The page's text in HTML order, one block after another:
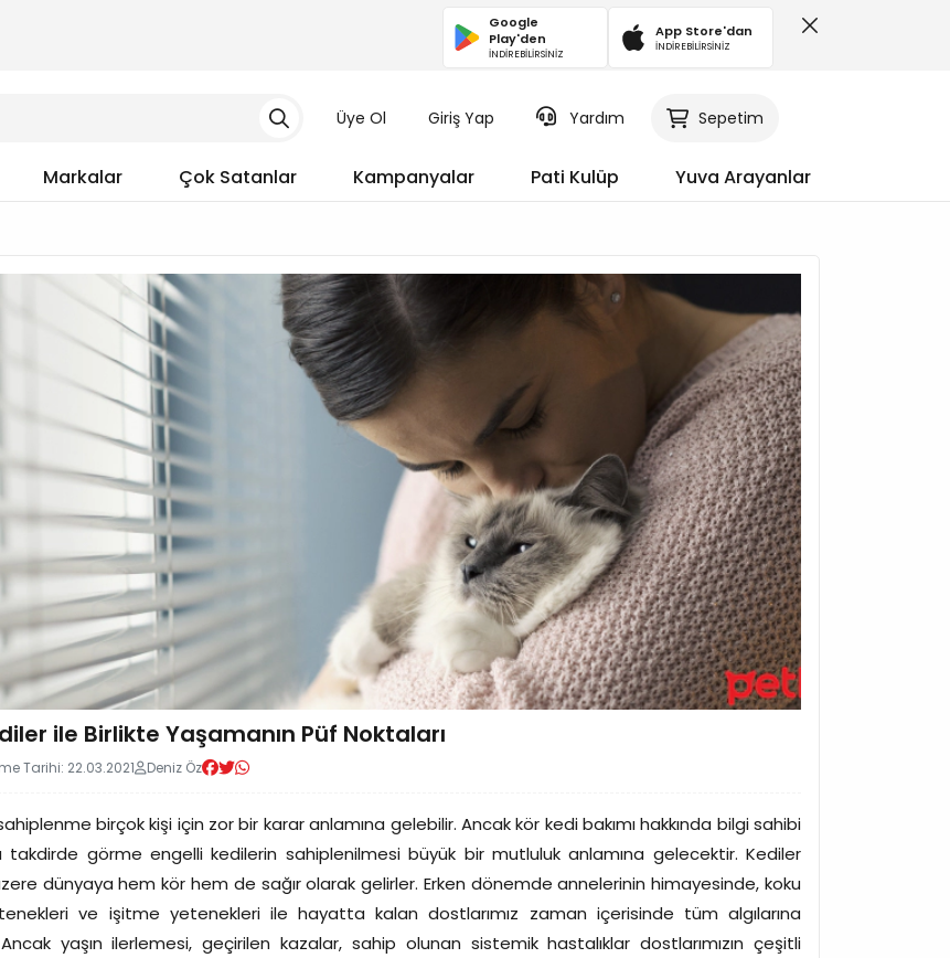
Google
Play'den
İNDİREBİLİRSİNİZ
App Store'dan
İNDİREBİLİRSİNİZ
Üye Ol Giriş Yap Yardım Sepetim
Markalar Çok Satanlar Kampanyalar Pati Kulüp Yuva Arayanlar
ile Birlikte Yaşamanın Püf Noktaları
Tarihi: 22.03.2021 Deniz Öz
birçok kişi için zor bir karar anlamına gelebilir. Ancak kör kedi bakımı hakkında bilgi sahibi
takdirde görme engelli kedilerin sahiplenilmesi büyük bir mutluluk anlamına gelecektir. Kediler
dünyaya hem kör hem de sağır olarak gelirler. Erken dönemde annelerinin himayesinde, koku
ve işitme yetenekleri ile hayatta kalan dostlarımız zaman içerisinde tüm algılarına
yaşın ilerlemesi, geçirilen kazalar, sahip olunan sistemik hastalıklar dostlarımızın çeşitli